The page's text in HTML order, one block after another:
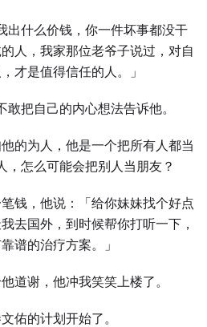
出什么价钱，你一件坏事都没干
人，我家那位老爷子说过，对自
才是值得信任的人。」
把自己的内心想法告诉他。
的为人，他是一个把所有人都当
，怎么可能会把别人当朋友？
钱，他说：「给你妹妹找个好点
去国外，到时候帮你打听一下，
谱的治疗方案。」
道谢，他冲我笑笑上楼了。
佑的计划开始了。